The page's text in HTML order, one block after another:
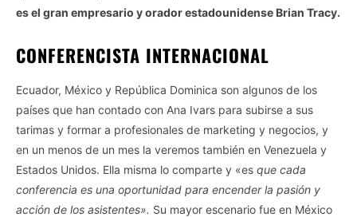
es el gran empresario y orador estadounidense Brian Tracy.
CONFERENCISTA INTERNACIONAL
Ecuador, México y República Dominica son algunos de los
países que han contado con Ana Ivars para subirse a sus
tarimas y formar a profesionales de marketing y negocios, y
en un menos de un mes la veremos también en Venezuela y
Estados Unidos. Ella misma lo comparte y «es que cada
conferencia es una oportunidad para encender la pasión y
acción de los asistentes». Su mayor escenario fue en México